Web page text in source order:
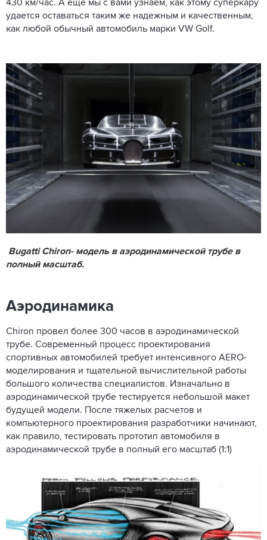
430 км/час. А еще мы с вами узнаем, как этому суперкару
удается оставаться таким же надежным и качественным,
как любой обычный автомобиль марки VW Golf.
Bugatti Chiron- модель в аэродинамической трубе в
полный масштаб.
Аэродинамика
Chiron провел более 300 часов в аэродинамической
трубе. Современный процесс проектирования
спортивных автомобилей требует интенсивного AERO-
моделирования и тщательной вычислительной работы
большого количества специалистов. Изначально в
аэродинамической трубе тестируется небольшой макет
будущей модели. После тяжелых расчетов и
компьютерного проектирования разработчики начинают,
как правило, тестировать прототип автомобиля в
аэродинамической трубе в полный его масштаб (1:1)